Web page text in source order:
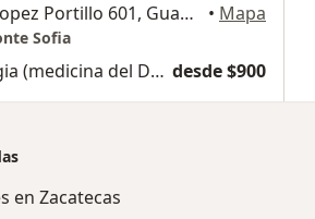
Boulevard José Lopez Portillo 601, Guadalupe • Mapa
Sofia
Consulta Algologia (medicina del Dolor) desde $900
en Zacatecas